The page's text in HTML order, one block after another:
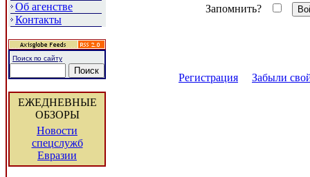
Об агенстве
Контакты
Поиск по сайту
ЕЖЕДНЕВНЫЕ
ОБЗОРЫ
Новости
спецслужб
Евразии
Запомнить?
Регистрация Забыли